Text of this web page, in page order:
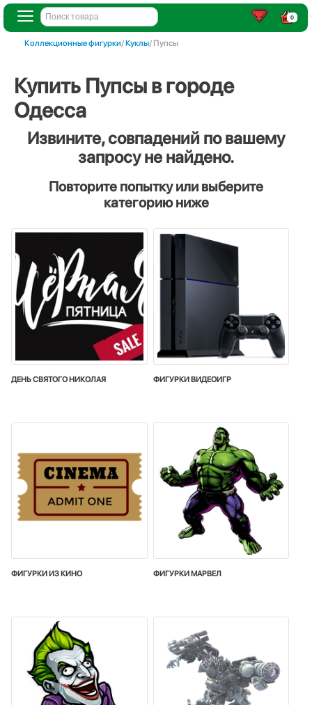
0
Коллекционные фигурки/Куклы/ Пупсы
Купить Пупсы в городе
Одесса
Извините, совпадений по вашему
запросу не найдено.
Повторите попытку или выберите
категорию ниже
ДЕНЬ СВЯТОГО НИКОЛАЯ ФИГУРКИ ВИДЕОИГР
ФИГУРКИ ИЗ КИНО ФИГУРКИ МАРВЕЛ